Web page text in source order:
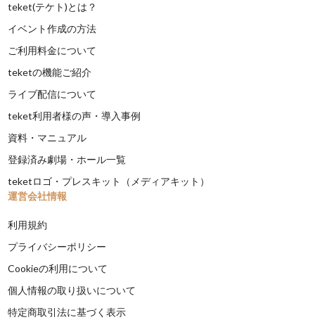
teket(テケト)とは？
イベント作成の方法
ご利用料金について
teketの機能ご紹介
ライブ配信について
teket利用者様の声・導入事例
資料・マニュアル
登録済み劇場・ホール一覧
teketロゴ・プレスキット（メディアキット）
運営会社情報
利用規約
プライバシーポリシー
Cookieの利用について
個人情報の取り扱いについて
特定商取引法に基づく表示